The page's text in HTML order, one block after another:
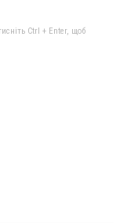
Ctrl + Enter, щоб